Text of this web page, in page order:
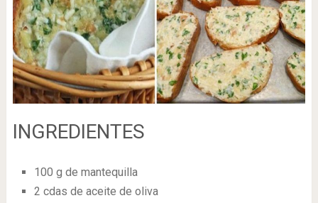
INGREDIENTES
100 g de mantequilla
2 cdas de aceite de oliva